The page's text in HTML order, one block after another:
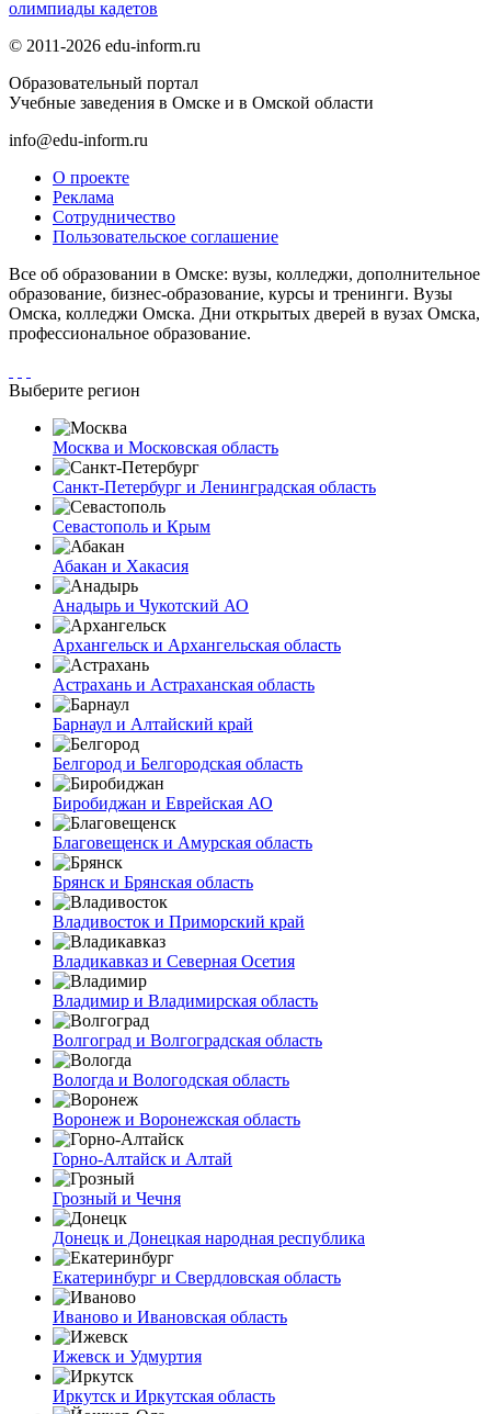
олимпиады кадетов
© 2011-2026 edu-inform.ru
Образовательный портал
Учебные заведения в Омске и в Омской области
info@edu-inform.ru
О проекте
Реклама
Сотрудничество
Пользовательское соглашение
Все об образовании в Омске: вузы, колледжи, дополнительное
образование, бизнес-образование, курсы и тренинги. Вузы
Омска, колледжи Омска. Дни открытых дверей в вузах Омска,
профессиональное образование.
Выберите регион
Москва и Московская область
Санкт-Петербург и Ленинградская область
Севастополь и Крым
Абакан и Хакасия
Анадырь и Чукотский АО
Архангельск и Архангельская область
Астрахань и Астраханская область
Барнаул и Алтайский край
Белгород и Белгородская область
Биробиджан и Еврейская АО
Благовещенск и Амурская область
Брянск и Брянская область
Владивосток и Приморский край
Владикавказ и Северная Осетия
Владимир и Владимирская область
Волгоград и Волгоградская область
Вологда и Вологодская область
Воронеж и Воронежская область
Горно-Алтайск и Алтай
Грозный и Чечня
Донецк и Донецкая народная республика
Екатеринбург и Свердловская область
Иваново и Ивановская область
Ижевск и Удмуртия
Иркутск и Иркутская область